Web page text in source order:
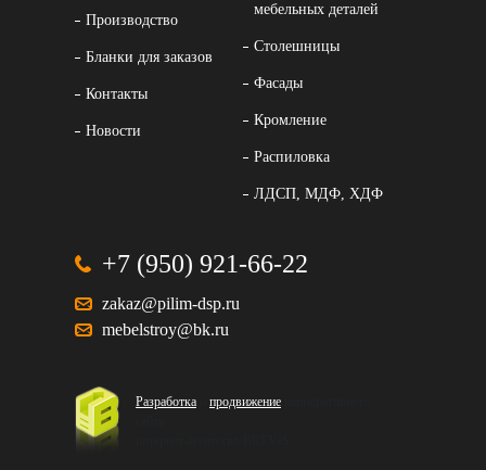
Производство
Бланки для заказов
Контакты
Новости
мебельных деталей
Столешницы
Фасады
Кромление
Распиловка
ЛДСП, МДФ, ХДФ
+7 (950) 921-66-22
zakaz@pilim-dsp.ru
mebelstroy@bk.ru
Разработка продвижение